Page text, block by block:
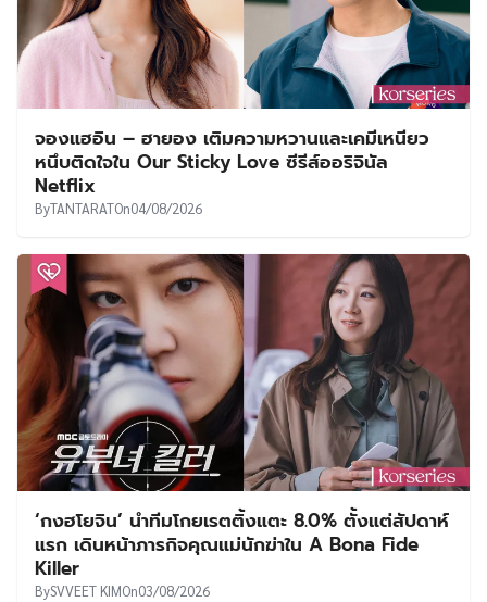
จองแฮอิน – ฮายอง เติมความหวานและเคมีเหนียว
หนึบติดใจใน Our Sticky Love ซีรีส์ออริจินัล
Netflix
ByTANTARATOn04/08/2026
‘กงฮโยจิน’ นำทีมโกยเรตติ้งแตะ 8.0% ตั้งแต่สัปดาห์
แรก เดินหน้าภารกิจคุณแม่นักฆ่าใน A Bona Fide
Killer
BySVVEET KIMOn03/08/2026